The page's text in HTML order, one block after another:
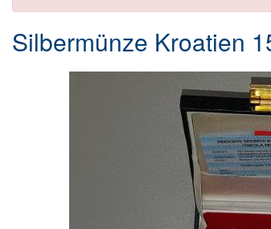
Silbermünze Kroatien